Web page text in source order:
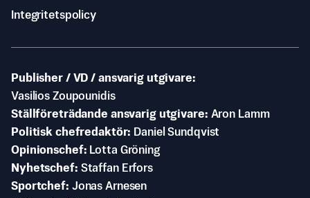
Integritetspolicy
Publisher / VD / ansvarig utgivare
Vasilios Zoupounidis
Ställföreträdande ansvarig utgivare Aron Lamm
Politisk chefredaktör
Daniel Sundqvist
Opinionschef
Lotta Gröning
Nyhetschef Staffan Erfors
Sportchef Jonas Arnesen